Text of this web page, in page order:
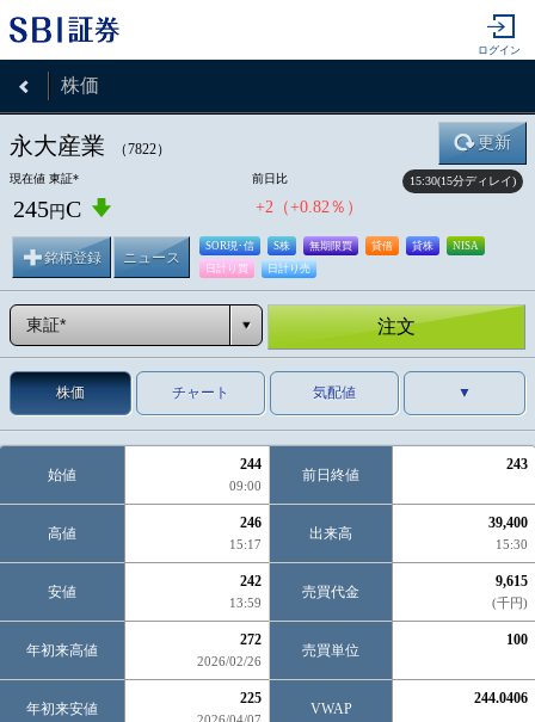
ログイン
株価
永大産業 （7822）
現在値 東証*
245円C
前日比
+2 （+0.82％ ）
15:30(15分ディレイ)
更新
銘柄登録 ニュース
SOR現･信 S株 無期限買 貸借 貸株
NISA
日計り買
日計り売
注文
株価 チャート 気配値 ▼
始値
244
09:00
前日終値
243
高値
246
15:17
出来高
39,400
15:30
安値
242
13:59
売買代金
9,615
(千円)
年初来高値
272
2026/02/26
売買単位
100
年初来安値
225
VWAP
244.0406